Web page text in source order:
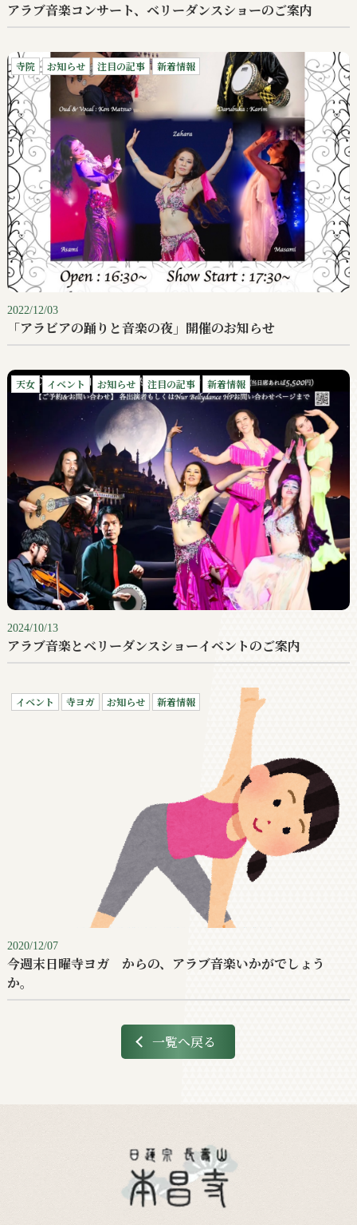
アラブ音楽コンサート、ベリーダンスショーのご案内
寺院 お知らせ 注目の記事 新着情報
2022/12/03
「アラビアの踊りと音楽の夜」開催のお知らせ
天女 イベント お知らせ 注目の記事 新着情報
2024/10/13
アラブ音楽とベリーダンスショーイベントのご案内
イベント 寺ヨガ お知らせ 新着情報
2020/12/07
今週末日曜寺ヨガ からの、アラブ音楽いかがでしょう
か。
一覧へ戻る